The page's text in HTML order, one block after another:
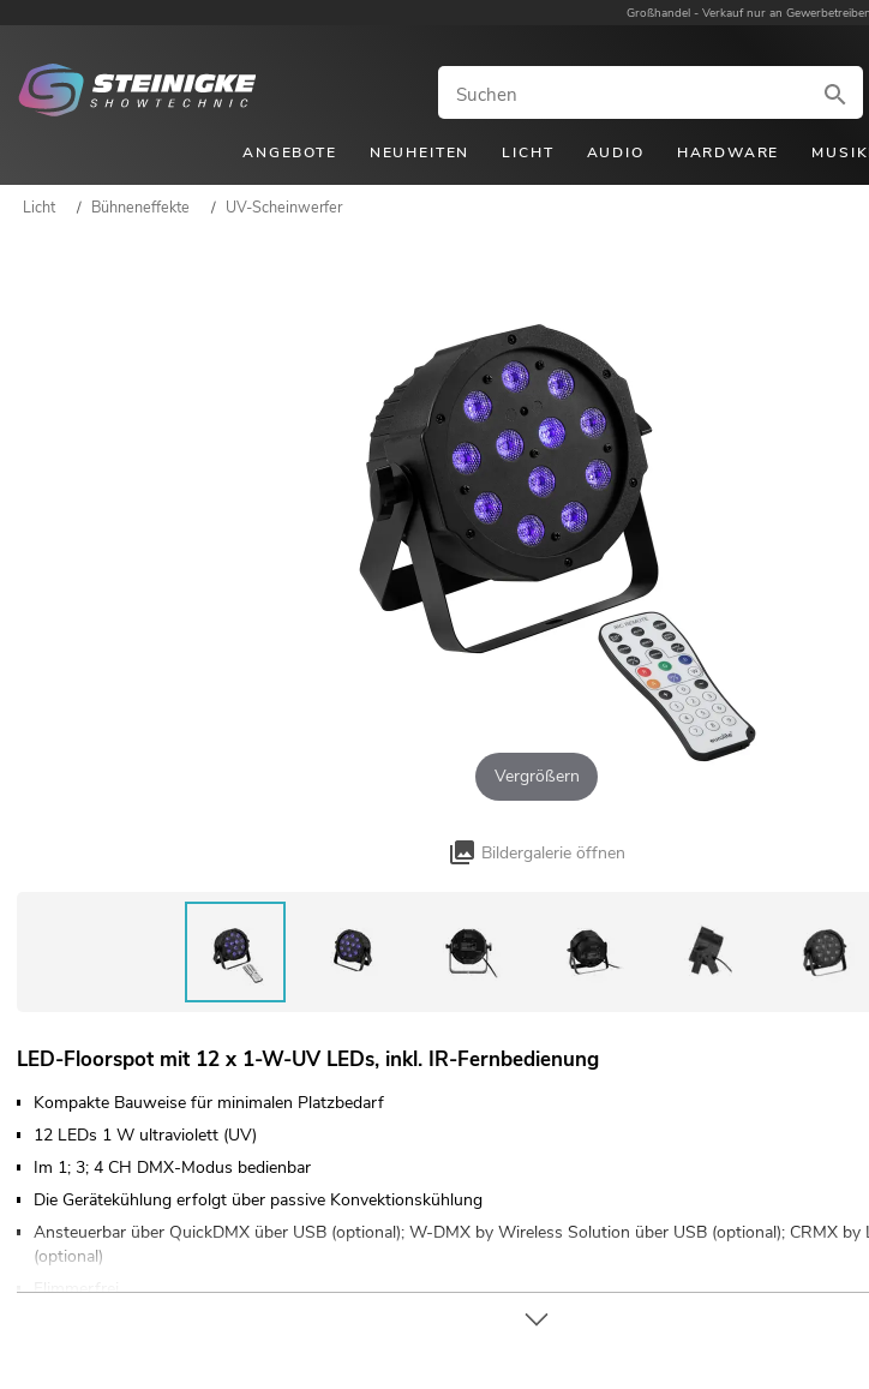
Großhandel - Verkauf nur an
ANGEBOTE NEUHEITEN LICHT AUDIO HARDWARE
Licht / Bühneneffekte / UV-Scheinwerfer
Vergrößern
Bildergalerie öffnen
LED-Floorspot mit 12 x 1-W-UV LEDs, inkl. IR-Fernbedienung
Kompakte Bauweise für minimalen Platzbedarf
12 LEDs 1 W ultraviolett (UV)
Im 1; 3; 4 CH DMX-Modus bedienbar
Die Gerätekühlung erfolgt über passive Konvektionskühlung
Ansteuerbar über QuickDMX über USB (optional); W-DMX by Wireless Solution über USB (optional); CRMX by
(optional)
Flimmerfrei